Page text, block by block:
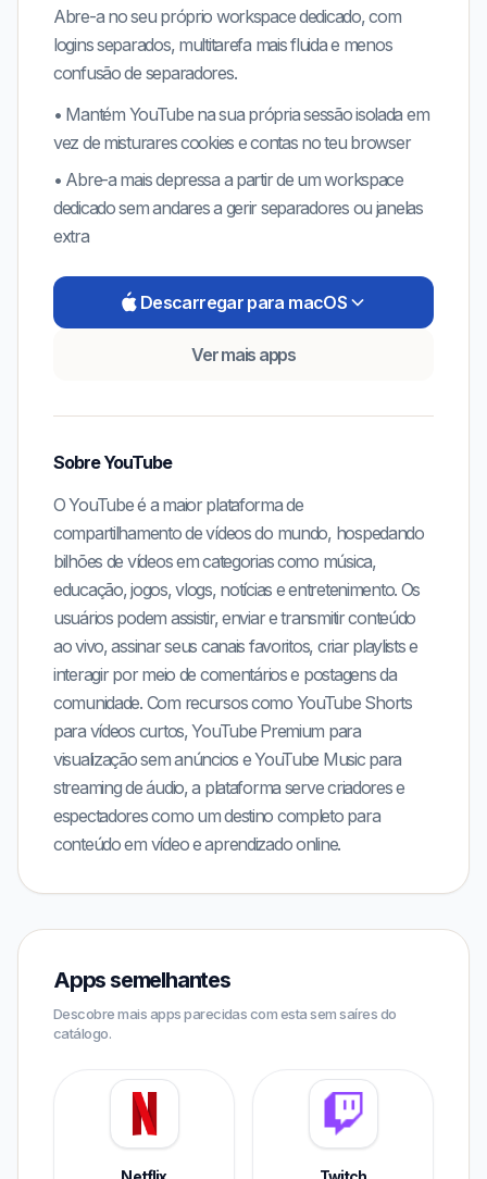
Abre-a no seu próprio workspace dedicado, com
logins separados, multitarefa mais fluida e menos
confusão de separadores.
• Mantém YouTube na sua própria sessão isolada em
vez de misturares cookies e contas no teu browser
• Abre-a mais depressa a partir de um workspace
dedicado sem andares a gerir separadores ou janelas
extra
Descarregar para macOS
Ver mais apps
SobreYouTube
O YouTube é a maior plataforma de
compartilhamento de vídeos do mundo, hospedando
bilhões de vídeos em categorias como música,
educação, jogos, vlogs, notícias e entretenimento. Os
usuários podem assistir, enviar e transmitir conteúdo
ao vivo, assinar seus canais favoritos, criar playlists e
interagir por meio de comentários e postagens da
comunidade. Com recursos como YouTube Shorts
para vídeos curtos, YouTube Premium para
visualização sem anúncios e YouTube Music para
streaming de áudio, a plataforma serve criadores e
espectadores como um destino completo para
conteúdo em vídeo e aprendizado online.
Apps semelhantes
Descobre mais apps parecidas com esta sem saíres do
catálogo.